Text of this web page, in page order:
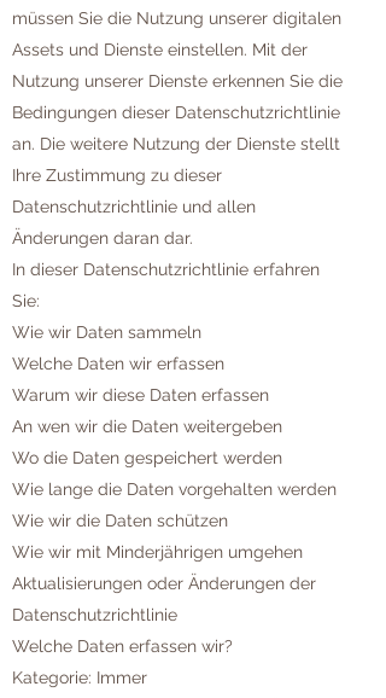
müssen Sie die Nutzung unserer digitalen
Assets und Dienste einstellen. Mit der
Nutzung unserer Dienste erkennen Sie die
Bedingungen dieser Datenschutzrichtlinie
an. Die weitere Nutzung der Dienste stellt
Ihre Zustimmung zu dieser
Datenschutzrichtlinie und allen
Änderungen daran dar.
In dieser Datenschutzrichtlinie erfahren
Sie:
Wie wir Daten sammeln
Welche Daten wir erfassen
Warum wir diese Daten erfassen
An wen wir die Daten weitergeben
Wo die Daten gespeichert werden
Wie lange die Daten vorgehalten werden
Wie wir die Daten schützen
Wie wir mit Minderjährigen umgehen
Aktualisierungen oder Änderungen der
Datenschutzrichtlinie
Welche Daten erfassen wir?
Kategorie: Immer